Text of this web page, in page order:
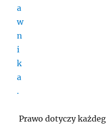
Prawo dotyczy